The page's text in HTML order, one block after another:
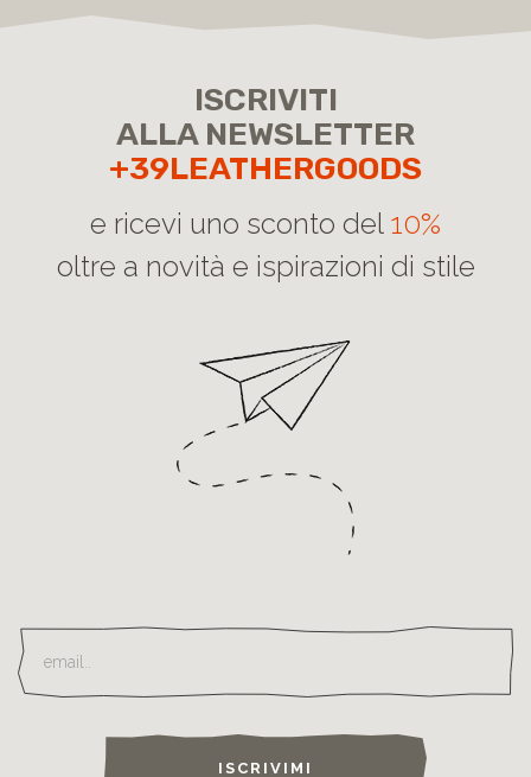
ISCRIVITI
ALLA NEWSLETTER
+39LEATHERGOODS
e ricevi uno sconto del 10%
oltre a novità e ispirazioni di stile
ISCRIVIMI